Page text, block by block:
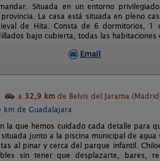
Situada en un entorno
La casa está situada en pleno
de Hita. Consta de 6 dormitorios,
bajo cubierta, todas las habitaciones
Email
a 32,9 km de Belvis del Jarama
km de Guadalajara
la que hemos cuidado cada detalle para
junto a la piscina municipal de
al pinar y cerca del parque infantil.
sin tener que desplazarte, bares,